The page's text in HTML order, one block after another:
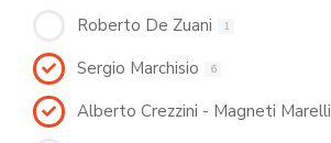
Roberto De Zuani 1
Sergio Marchisio 6
Alberto Crezzini - Magneti Marelli